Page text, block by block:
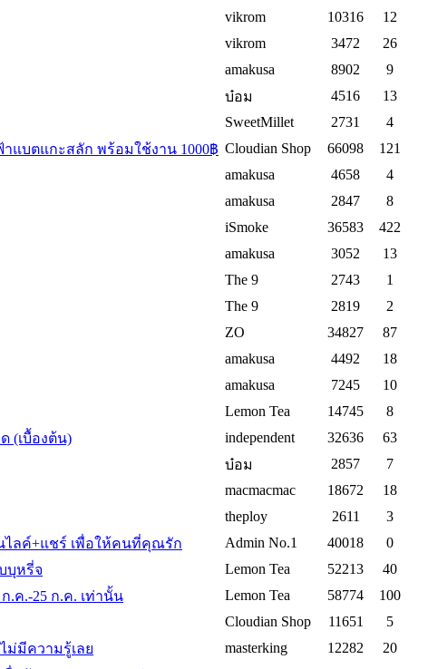
vikrom 10316
12
vikrom 3472
26
amakusa 8902
9
บ๋อม 4516
13
SweetMillet 2731
4
ฟ้าแบตแกะสลัก พร้อมใช้งาน 1000฿ Cloudian Shop 66098
121
amakusa 4658
4
amakusa 2847
8
iSmoke 36583
422
amakusa 3052
13
The 9 2743
1
The 9 2819
2
ZO 34827
87
amakusa 4492
18
amakusa 7245
10
Lemon Tea 14745
8
(เบื้องต้น) independent 32636
63
บ๋อม 2857
7
macmacmac 18672
18
theploy 2611
3
นไลค์+แชร์ เพื่อให้คนที่คุณรัก Admin No.1 40018
0
บุหรี่จ Lemon Tea 52213
40
.ค.-25 ก.ค. เท่านั้น Lemon Tea 58774
100
Cloudian Shop 11651
5
ม่มีความรู้เลย masterking 12282
20